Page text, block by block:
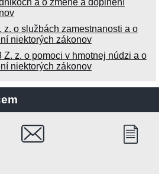
a o zmene a doplnení
z. o službách zamestnanosti a o
niektorých zákonov
Z. z. o pomoci v hmotnej núdzi a o
niektorých zákonov